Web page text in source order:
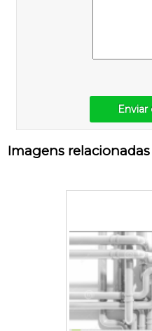
Enviar
Imagens relacionadas